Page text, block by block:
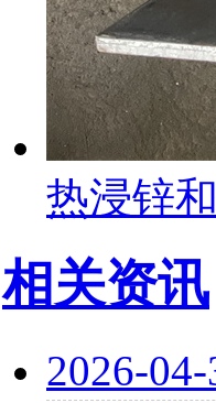
热浸锌
相关资讯
2026-04-